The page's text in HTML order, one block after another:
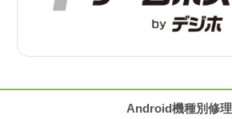
Android機種別修理